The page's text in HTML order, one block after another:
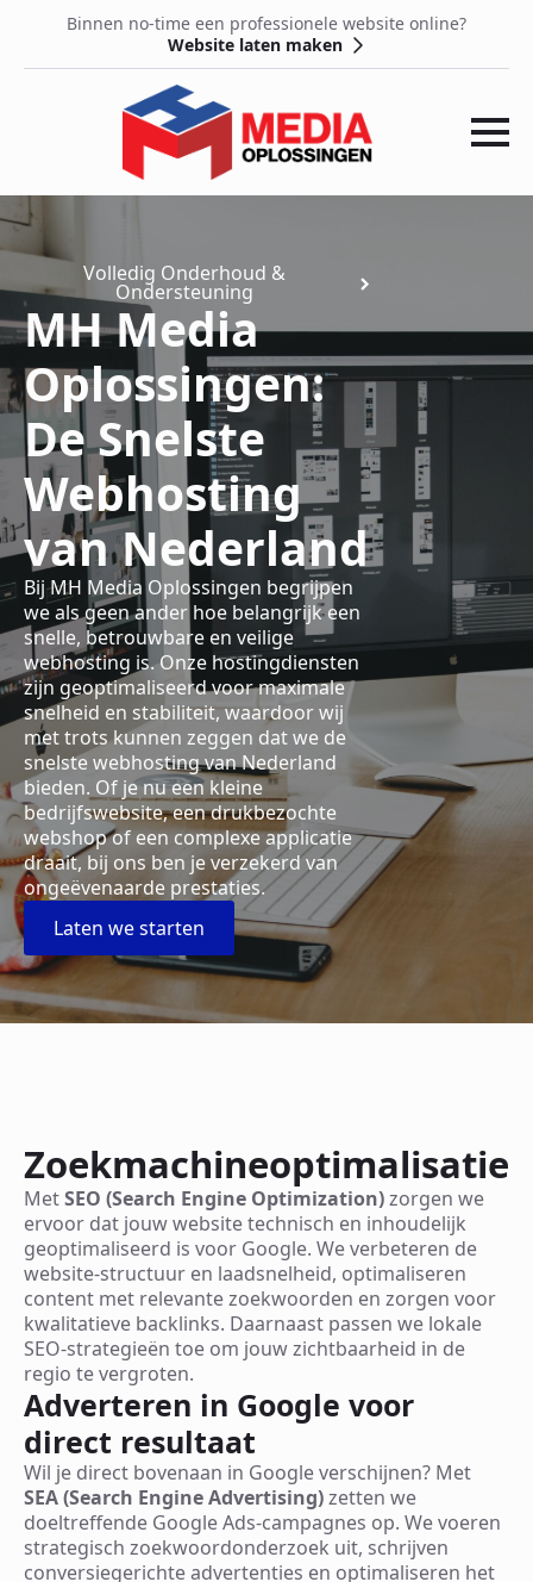
Binnen no-time een professionele website online?
Website laten maken
Volledig Onderhoud &
Ondersteuning
MH Media
Oplossingen:
De Snelste
Webhosting
van Nederland
Bij MH Media Oplossingen begrijpen
we als geen ander hoe belangrijk een
snelle, betrouwbare en veilige
webhosting is. Onze hostingdiensten
zijn geoptimaliseerd voor maximale
snelheid en stabiliteit, waardoor wij
met trots kunnen zeggen dat we de
snelste webhosting van Nederland
bieden. Of je nu een kleine
bedrijfswebsite, een drukbezochte
webshop of een complexe applicatie
draait, bij ons ben je verzekerd van
ongeëvenaarde prestaties.
Laten we starten
Zoekmachineoptimalisatie
MetSEO (Search Engine Optimization)zorgen we
ervoor dat jouw website technisch en inhoudelijk
geoptimaliseerd is voor Google. We verbeteren de
website-structuur en laadsnelheid, optimaliseren
content met relevante zoekwoorden en zorgen voor
kwalitatieve backlinks. Daarnaast passen we lokale
SEO-strategieën toe om jouw zichtbaarheid in de
regio te vergroten.
Adverteren in Google voor
direct resultaat
Wil je direct bovenaan in Google verschijnen? Met
SEA (Search Engine Advertising)zetten we
doeltreffende Google Ads-campagnes op. We voeren
strategisch zoekwoordonderzoek uit, schrijven
conversiegerichte advertenties en optimaliseren het